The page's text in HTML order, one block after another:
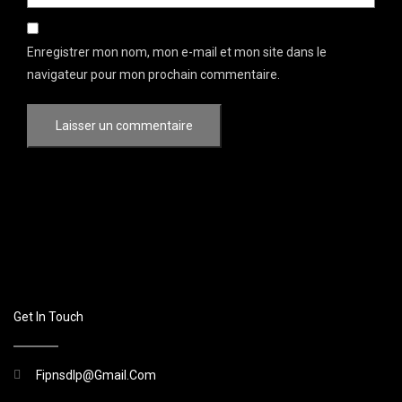
Enregistrer mon nom, mon e-mail et mon site dans le
navigateur pour mon prochain commentaire.
Get In Touch
Fipnsdlp@gmail.com